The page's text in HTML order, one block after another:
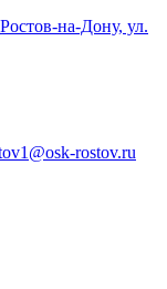
Ростов-на-Дону, ул.
rostov.ru